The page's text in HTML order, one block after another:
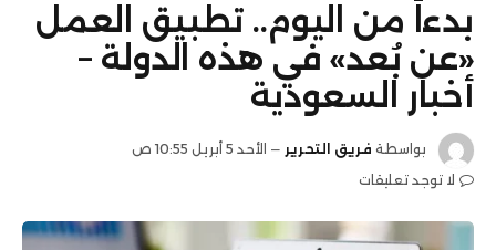
بدءاً من اليوم.. تطبيق العمل
«عن بُعد» في هذه الدولة –
أخبار السعودية
بواسطة فريق التحرير
الأحد 5 أبريل 10:55 ص
لا توجد تعليقات